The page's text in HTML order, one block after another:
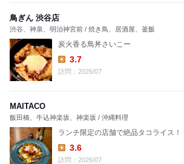
鳥ぎん 渋谷店
渋谷、神泉、明治神宮前 / 焼き鳥、居酒屋、釜飯
炭火香る鳥丼さいこー
Lunch:
3.7
訪問：2026/07
MAITACO
飯田橋、牛込神楽坂、神楽坂 / 沖縄料理
ランチ限定の店舗で絶品タコライス！
Lunch:
3.6
訪問：2026/07